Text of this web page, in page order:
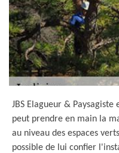
JBS Elagueur &
peut prendre en main la
au niveau des espaces
possible de lui confier